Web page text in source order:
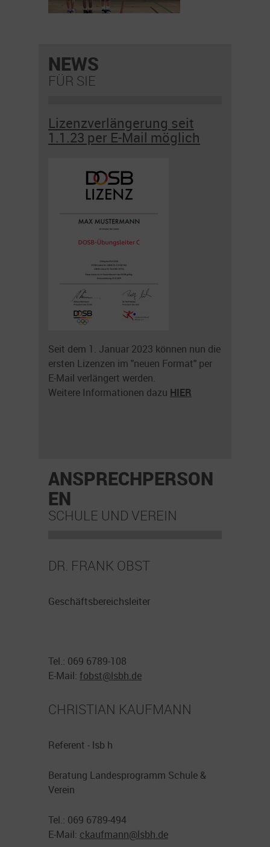
NEWS
FÜR SIE
Lizenzverlängerung seit
1.1.23 per E-Mail möglich
Seit dem 1. Januar 2023 können nun die
ersten Lizenzen im "neuen Format" per
E-Mail verlängert werden.
Weitere Informationen dazu HIER
ANSPRECHPERSON
EN
SCHULE UND VEREIN
DR. FRANK OBST
Geschäftsbereichsleiter
Tel.: 069 6789-108
E-Mail: fobst@lsbh.de
CHRISTIAN KAUFMANN
Referent - lsb h
Beratung Landesprogramm Schule &
Verein
Tel.: 069 6789-494
E-Mail: ckaufmann@lsbh.de